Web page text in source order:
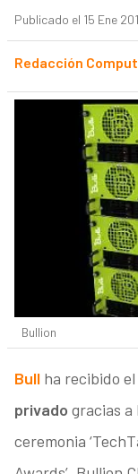
Publicado el 15 Ene
Redacción
Bullion
Bullha recibido el
privado gracias
ceremonia